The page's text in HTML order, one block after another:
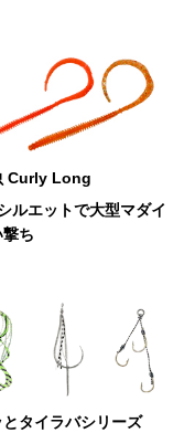
Curly Long
ルエットで大型マダイ
ち
とタイラバシリーズ